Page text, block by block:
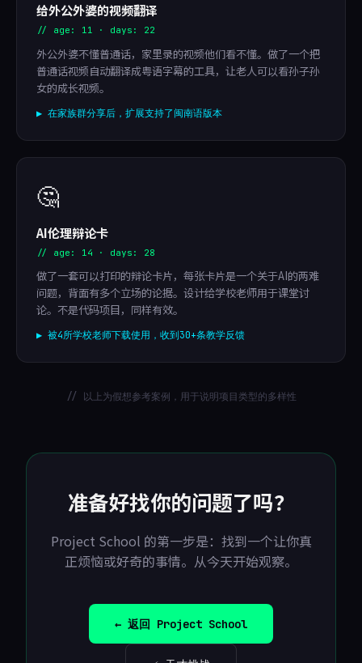
给外公外婆的视频翻译
// age: 11 · days: 22
外公外婆不懂普通话，家里录的视频他们看不懂。做了一个把
普通话视频自动翻译成粤语字幕的工具，让老人可以看孙子孙
女的成长视频。
▶ 在家族群分享后，扩展支持了闽南语版本
🤔
AI伦理辩论卡
// age: 14 · days: 28
做了一套可以打印的辩论卡片，每张卡片是一个关于AI的两难
问题，背面有多个立场的论据。设计给学校老师用于课堂讨
论。不是代码项目，同样有效。
▶ 被4所学校老师下载使用，收到30+条教学反馈
// 以上为假想参考案例，用于说明项目类型的多样性
准备好找你的问题了吗？
Project School 的第一步是：找到一个让你真
正烦恼或好奇的事情。从今天开始观察。
← 返回 Project School